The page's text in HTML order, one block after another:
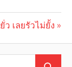
ว เลยรัวไม่ยั้ง